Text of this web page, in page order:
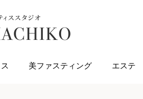
美ファスティング エステ